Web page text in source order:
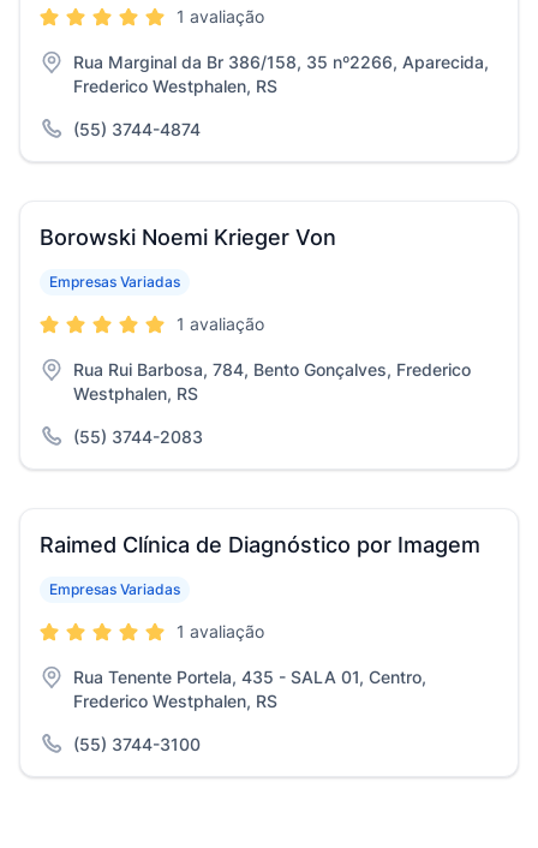
1 avaliação
Rua Marginal da Br 386/158, 35 nº2266, Aparecida,
Frederico Westphalen, RS
(55) 3744-4874
Borowski Noemi Krieger Von
Empresas Variadas
1 avaliação
Rua Rui Barbosa, 784, Bento Gonçalves, Frederico
Westphalen, RS
(55) 3744-2083
Raimed Clínica de Diagnóstico por Imagem
Empresas Variadas
1 avaliação
Rua Tenente Portela, 435 - SALA 01, Centro,
Frederico Westphalen, RS
(55) 3744-3100